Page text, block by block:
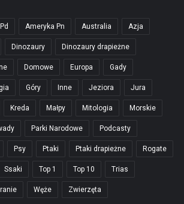
Ameryka Pn Australia Azja
Dinozaury Dinozaury drapieżne
Domowe Europa Gady
Góry Inne Jeziora Jura
Kreda Małpy Mitologia Morskie
Parki Narodowe Podcasty
Psy Ptaki Ptaki drapieżne Rogate
Ssaki Top 1 Top 10 Trias
Węże Zwierzęta